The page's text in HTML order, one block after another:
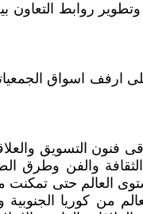
روابط التعاون
ارفف اسواق
التسويق
والفن وطرق
العالم حتى تمكنت
كوريا الجنوبية